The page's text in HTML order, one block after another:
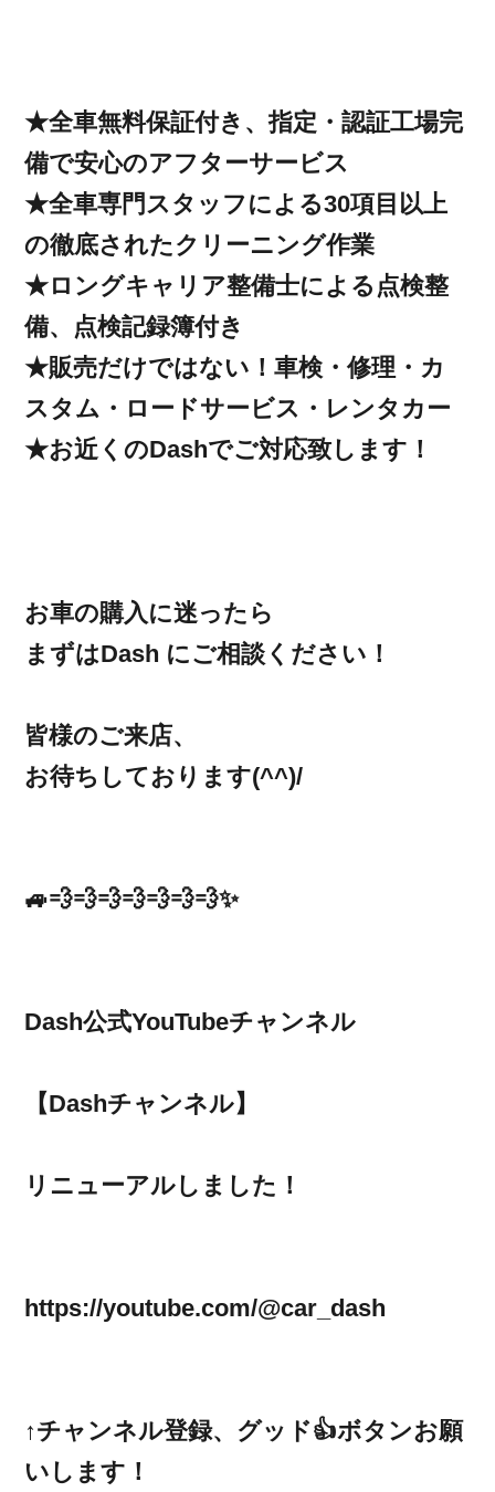
★全車無料保証付き、指定・認証工場完
備で安心のアフターサービス
★全車専門スタッフによる30項目以上
の徹底されたクリーニング作業
★ロングキャリア整備士による点検整
備、点検記録簿付き
★販売だけではない！車検・修理・カ
スタム・ロードサービス・レンタカー
★お近くのDashでご対応致します！
お車の購入に迷ったら
まずはDash にご相談ください！
皆様のご来店、
お待ちしております(^^)/
🚙💨💨💨💨💨💨💨✨
Dash公式YouTubeチャンネル
【Dashチャンネル】
リニューアルしました！
https://youtube.com/@car_dash
↑チャンネル登録、グッド👍ボタンお願
いします！